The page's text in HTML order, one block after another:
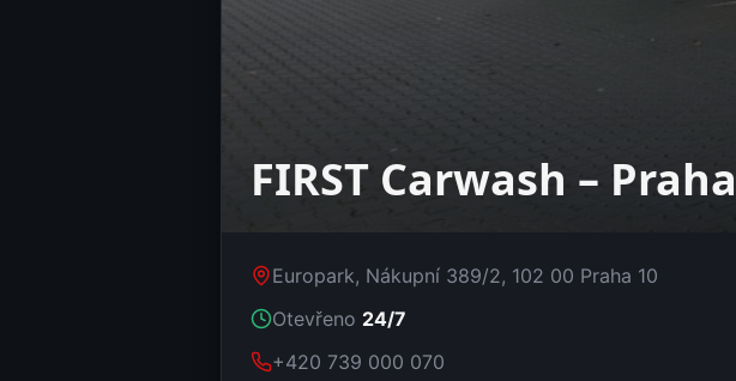
FIRST Carwash –
Europark, Nákupní 389/2, 102 00 Praha 10
Otevřeno 24/7
+420 739 000 070